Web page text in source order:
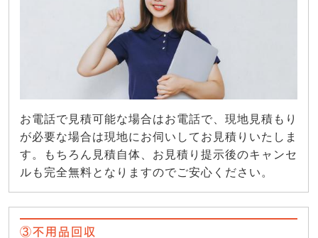
お電話で見積可能な場合はお電話で、現地見積もり
が必要な場合は現地にお伺いしてお見積りいたしま
す。もちろん見積自体、お見積り提示後のキャンセ
ルも完全無料となりますのでご安心ください。
③不用品回収